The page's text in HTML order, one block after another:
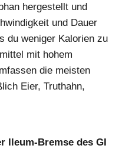
hergestellt und
und Dauer
du weniger Kalorien zu
mit hohem
die meisten
Eier, Truthahn,
Ileum-Bremse des GI